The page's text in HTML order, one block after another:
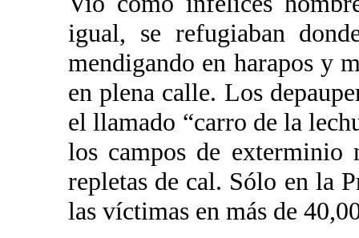
igual, se refugiaban
mendigando en harapos y
en plena calle. Los
el llamado “carro de la
los campos de exterminio
repletas de cal. Sólo en la
las víctimas en más de